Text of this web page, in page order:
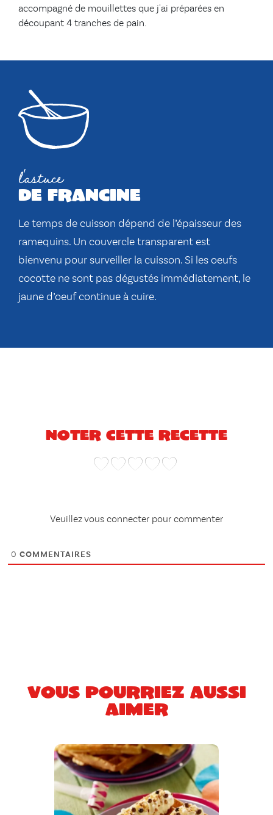
accompagné de mouillettes que j'ai préparées en
découpant 4 tranches de pain.
l'astuce
de francine
Le temps de cuisson dépend de l’épaisseur des
ramequins. Un couvercle transparent est
bienvenu pour surveiller la cuisson. Si les oeufs
cocotte ne sont pas dégustés immédiatement, le
jaune d’oeuf continue à cuire.
Noter cette recette
Veuillez vous connecter pour commenter
0 COMMENTAIRES
Vous pourriez aussi
aimer